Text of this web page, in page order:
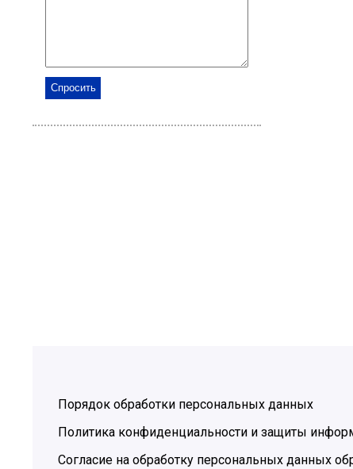
Порядок обработки персональных данных
Политика конфиденциальности и защиты
Согласие на обработку персональных данных